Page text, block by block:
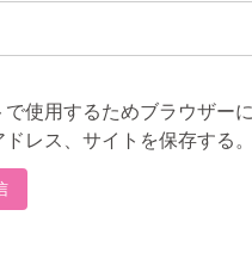
で使用するためブラウザー
レス、サイトを保存する。